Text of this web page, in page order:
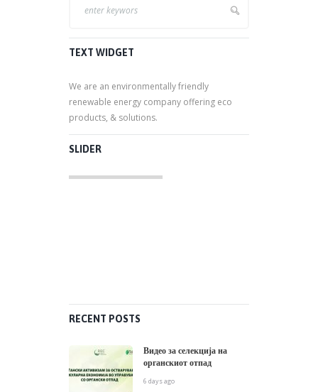
TEXT WIDGET
We are an environmentally friendly
renewable energy company offering eco
products, & solutions.
SLIDER
RECENT POSTS
Видео за селекција на
органскиот отпад
6 days ago